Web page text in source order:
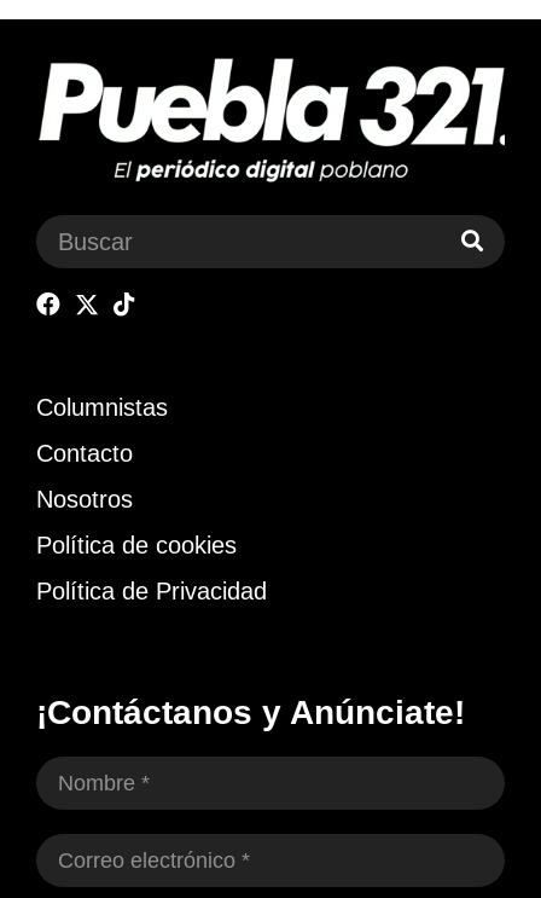
Columnistas
Contacto
Nosotros
Política de cookies
Política de Privacidad
¡Contáctanos y Anúnciate!